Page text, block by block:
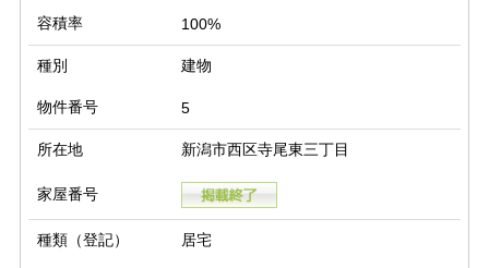
容積率 100%
種別 建物
物件番号 5
所在地 新潟市西区寺尾東三丁目
家屋番号
種類（登記） 居宅